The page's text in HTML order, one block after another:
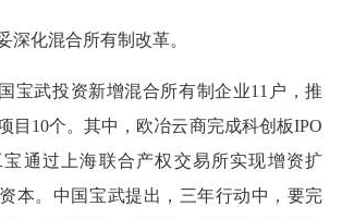
化混合所有制改革。
宝武投资新增混合所有制企业11户，推
目10个。其中，欧冶云商完成科创板IPO
通过上海联合产权交易所实现增资扩
本。中国宝武提出，三年行动中，要完